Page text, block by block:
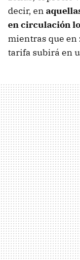
decir, en
en circulación
mientras que en
tarifa subirá en